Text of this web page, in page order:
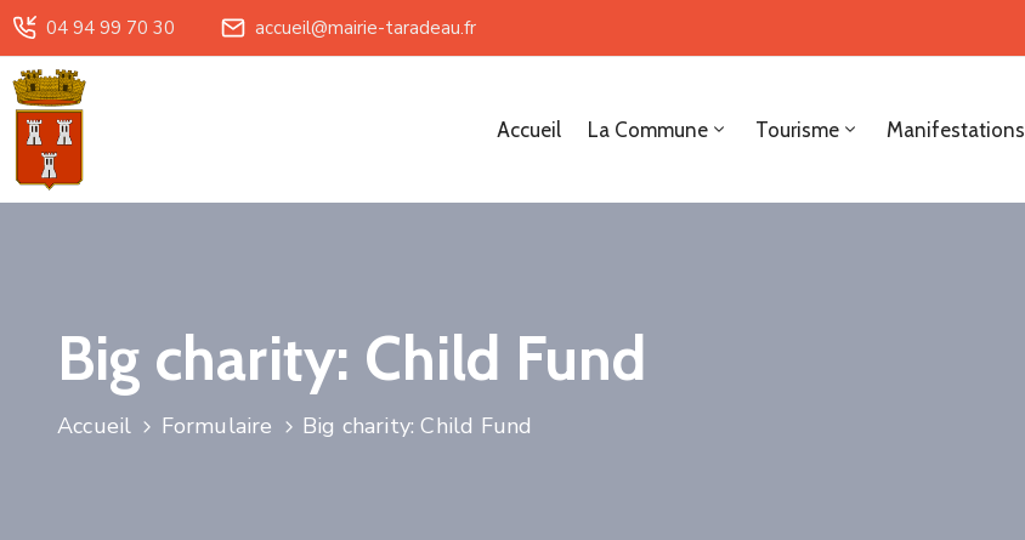
04 94 99 70 30 accueil@mairie-taradeau.fr
Accueil La Commune Tourisme Manifestations
Big charity: Child Fund
Accueil Formulaire Big charity: Child Fund